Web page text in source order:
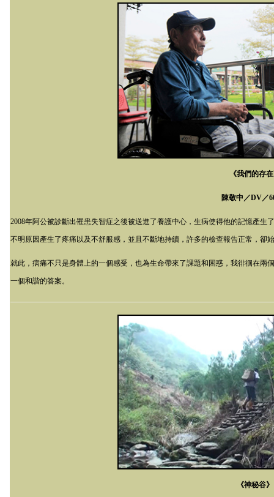
《我們的存
陳敬中／DV ／
2008年阿公被診斷出罹患失智症之後被送進了養護中心，生病使得他的記憶產
不明原因產生了疼痛以及不舒服感，並且不斷地持續，許多的檢查報告正常，卻
就此，病痛不只是身體上的一個感受，也為生命帶來了課題和困惑，我徘徊在
一個和諧的答案。
《神秘谷》